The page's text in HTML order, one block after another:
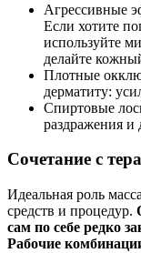
Агрессивные
Если хотите
используйте
делайте
Плотные
дерматиту:
Спиртовые
раздражения и
Сочетание с
Идеальная роль
средств и процедур.
сам по себе редко
Рабочие